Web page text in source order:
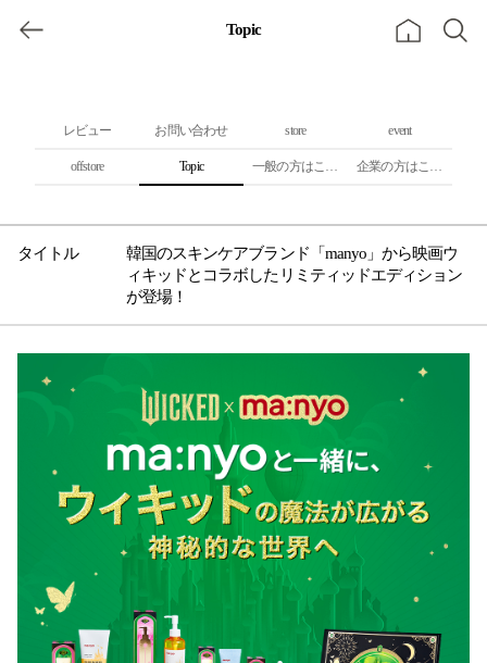
Topic
レビュー お問い合わせ store event
offstore Topic 一般の方はこちら 企業の方はこちら
韓国のスキンケアブランド「manyo」から映画ウ
ィキッドとコラボしたリミティッドエディション
が登場！